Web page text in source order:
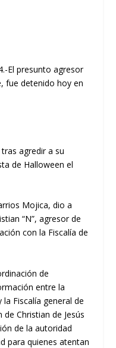
El presunto agresor
fue detenido hoy en
agredir a su
de Halloween el
Mojica, dio a
“N”, agresor de
con la Fiscalía de
de
entre la
Fiscalía general de
Christian de Jesús
de la autoridad
para quienes atentan